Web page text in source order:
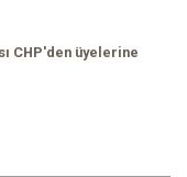
CHP'den üyelerine